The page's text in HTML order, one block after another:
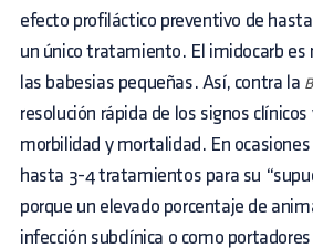
efecto profiláctico preventivo de
un único tratamiento. El imidocarb es
las babesias pequeñas. Así, contra la
resolución rápida de los signos
morbilidad y mortalidad. En
hasta 3-4 tratamientos para su
porque un elevado porcentaje de
infección subclínica o como